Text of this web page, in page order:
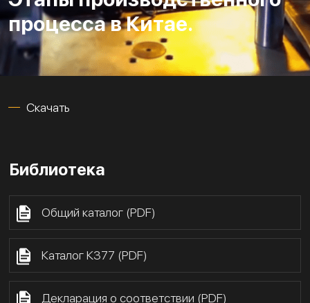
процесса в Китае.
Скачать
Библиотека
Общий каталог (PDF)
Каталог К377 (PDF)
Декларация о соответствии (PDF)